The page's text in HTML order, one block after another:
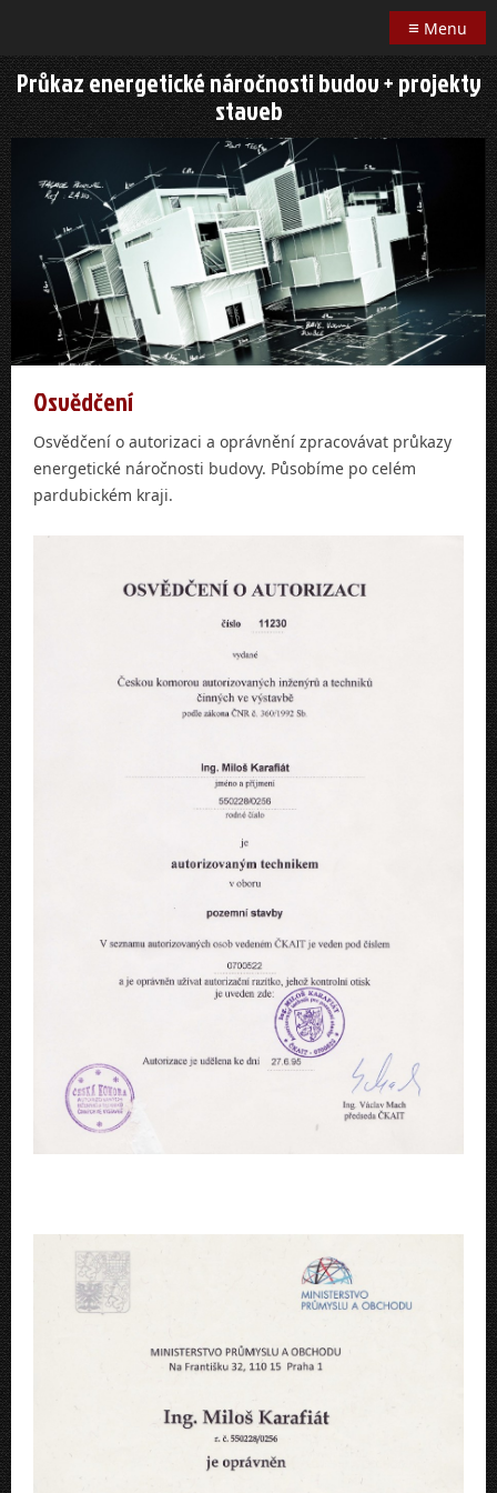
≡ Menu
Průkaz energetické náročnosti budov + projekty
staveb
Osvědčení
Osvědčení o autorizaci a oprávnění zpracovávat průkazy
energetické náročnosti budovy. Působíme po celém
pardubickém kraji.